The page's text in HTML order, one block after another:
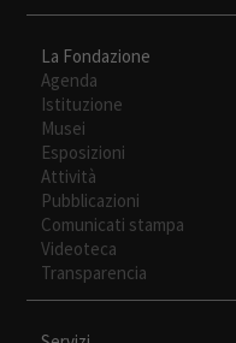
La Fondazione
Agenda
Istituzione
Musei
Esposizioni
Attività
Pubblicazioni
Comunicati stampa
Videoteca
Transparencia